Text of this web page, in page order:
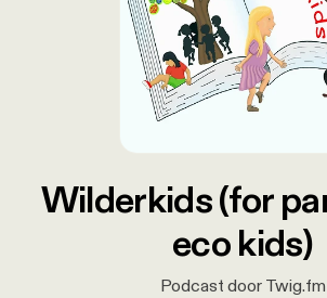
Wilderkids (for
eco kids)
Podcast door Twig.fm